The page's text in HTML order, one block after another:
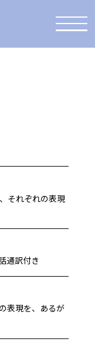
それぞれの表現
通訳付き
表現を、あるが